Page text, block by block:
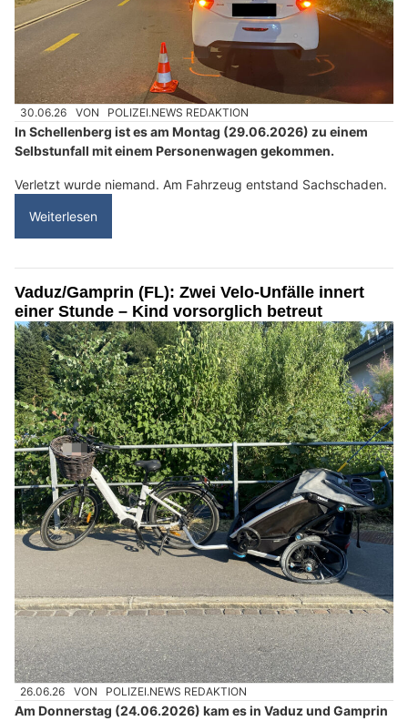
30.06.26 VON POLIZEI.NEWS REDAKTION
In Schellenberg ist es am Montag (29.06.2026) zu einem
Selbstunfall mit einem Personenwagen gekommen.
Verletzt wurde niemand. Am Fahrzeug entstand Sachschaden.
Weiterlesen
Vaduz/Gamprin (FL): Zwei Velo-Unfälle innert
einer Stunde – Kind vorsorglich betreut
26.06.26 VON POLIZEI.NEWS REDAKTION
Am Donnerstag (24.06.2026) kam es in Vaduz und Gamprin